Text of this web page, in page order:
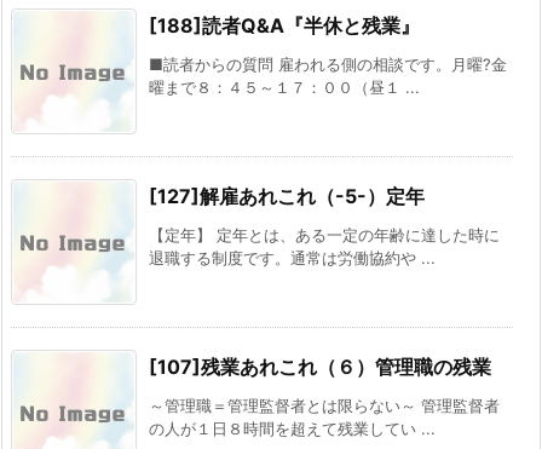
[188]読者Q&A『半休と残業』
■読者からの質問 雇われる側の相談です。月曜?金
曜まで８：４５～１７：００（昼１ ...
[127]解雇あれこれ（-5-）定年
【定年】 定年とは、ある一定の年齢に達した時に
退職する制度です。通常は労働協約や ...
[107]残業あれこれ（６）管理職の残業
～管理職＝管理監督者とは限らない～ 管理監督者
の人が１日８時間を超えて残業してい ...